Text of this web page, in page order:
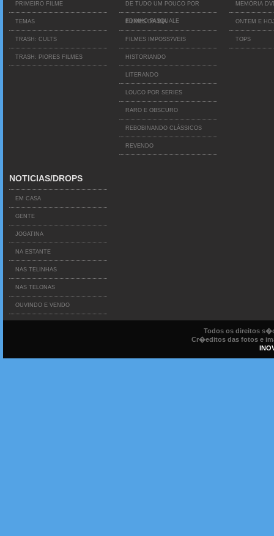
PRIMEIRO FILME
TEMAS
TRASH: CULTS
TRASH: PIORES FILMES
DE TUDO UM POUCO POR
EDINHO PASQUALE
FILMES DA BIA
FILMES IMPOSS?VEIS
HISTORIANDO
LITERANDO
LOUCO POR SERIES
RARO E OBSCURO
REBOBINANDO CLÁSSICOS
REVENDO
MEMÓRIA
ONTEM E
TOPS
NOTICIAS/DROPS
EM CASA
GENTE
JOGATINA
NA ESTANTE
NAS TELINHAS
NAS TELONAS
OUVINDO E VENDO
Todos os direitos
Cr�editos das fotos e